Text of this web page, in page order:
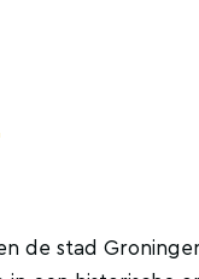
de stad